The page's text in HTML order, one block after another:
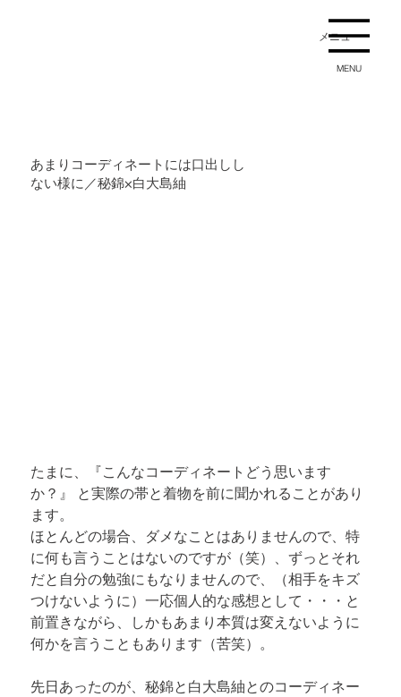
メニュー
MENU
あまりコーディネートには口出しし
ない様に／秘錦×白大島紬
たまに、『こんなコーディネートどう思います
か？』 と実際の帯と着物を前に聞かれることがあり
ます。
ほとんどの場合、ダメなことはありませんので、特
に何も言うことはないのですが（笑）、ずっとそれ
だと自分の勉強にもなりませんので、（相手をキズ
つけないように）一応個人的な感想として・・・と
前置きながら、しかもあまり本質は変えないように
何かを言うこともあります（苦笑）。
先日あったのが、秘錦と白大島紬とのコーディネー